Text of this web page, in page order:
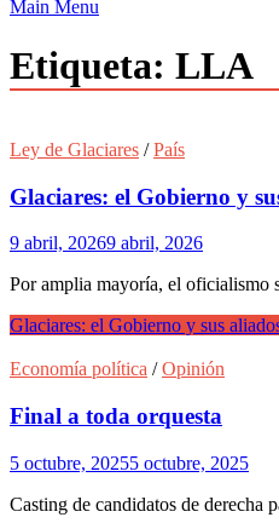
Main Menu
Etiqueta: LLA
Ley de Glaciares /País
Glaciares: el Gobierno y
9 abril, 20269 abril, 2026
Por amplia mayoría, el oficialismo
Glaciares: el Gobierno y sus
Economía política /Opinión
Final a toda orquesta
5 octubre, 20255 octubre, 2025
Casting de candidatos de derecha